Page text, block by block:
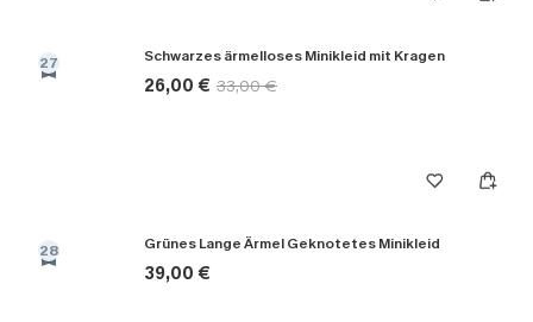
27 Schwarzes ärmelloses Minikleid mit Kragen
26,00 € 33,00 €
28 Grünes Lange Ärmel Geknotetes Minikleid
39,00 €